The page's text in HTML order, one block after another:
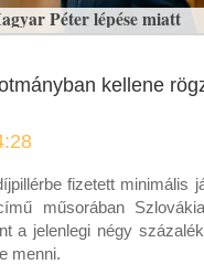
Péter lépése miatt
kellene
fizetett minimális
műsorában
a jelenlegi négy
menni.